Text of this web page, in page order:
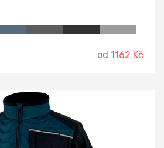
od 1162 Kč